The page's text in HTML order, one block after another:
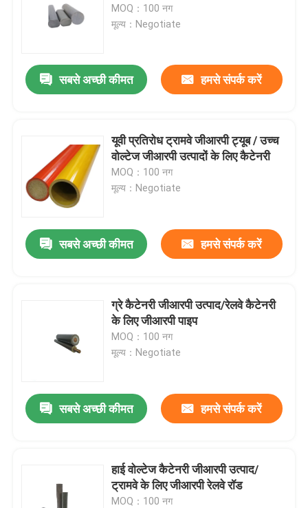
MOQ：100 नग
मूल्य：Negotiate
सबसे अच्छी कीमत हमसे संपर्क करें
यूवी प्रतिरोध ट्रामवे जीआरपी ट्यूब / उच्च
वोल्टेज जीआरपी उत्पादों के लिए कैटेनरी
MOQ：100 नग
मूल्य：Negotiate
सबसे अच्छी कीमत हमसे संपर्क करें
ग्रे कैटेनरी जीआरपी उत्पाद/रेलवे कैटेनरी
के लिए जीआरपी पाइप
MOQ：100 नग
मूल्य：Negotiate
सबसे अच्छी कीमत हमसे संपर्क करें
हाई वोल्टेज कैटेनरी जीआरपी उत्पाद/
ट्रामवे के लिए जीआरपी रेलवे रॉड
MOQ：100 नग